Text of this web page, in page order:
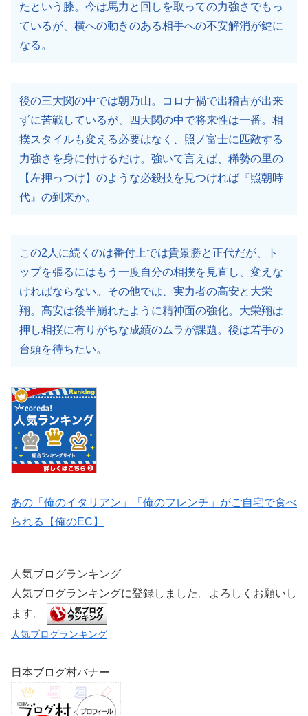
たという膝。今は馬力と回しを取っての力強さでもっ
ているが、横への動きのある相手への不安解消が鍵に
なる。
後の三大関の中では朝乃山。コロナ禍で出稽古が出来
ずに苦戦しているが、四大関の中で将来性は一番。相
撲スタイルも変える必要はなく、照ノ富士に匹敵する
力強さを身に付けるだけ。強いて言えば、稀勢の里の
【左押っつけ】のような必殺技を見つければ『照朝時
代』の到来か。
この2人に続くのは番付上では貴景勝と正代だが、ト
ップを張るにはもう一度自分の相撲を見直し、変えな
ければならない。その他では、実力者の高安と大栄
翔。高安は後半崩れたように精神面の強化。大栄翔は
押し相撲に有りがちな成績のムラが課題。後は若手の
台頭を待ちたい。
あの「俺のイタリアン」「俺のフレンチ」がご自宅で食べ
られる【俺のEC】
人気ブログランキング
人気ブログランキングに登録しました。よろしくお願いし
ます。
人気ブログランキング
日本ブログ村バナー